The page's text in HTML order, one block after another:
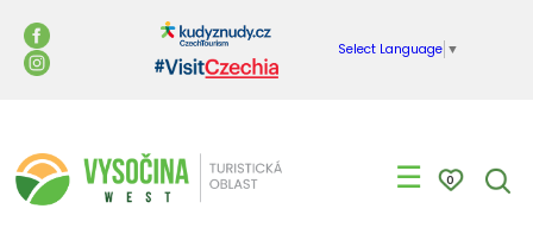
Select Language ▼
☰ 0